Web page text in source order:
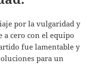
por la vulgaridad y
a cero con el equipo
fue lamentable y
para un